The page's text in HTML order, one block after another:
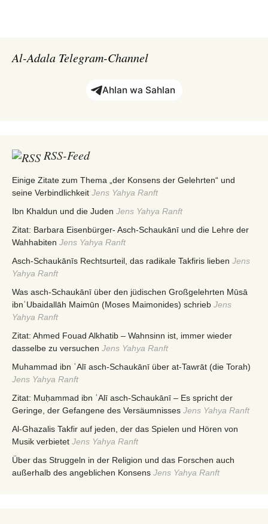
Al-Adala Telegram-Channel
Ahlan wa Sahlan
RSS-Feed
Einige Zitate zum Thema „der Konsens der Gelehrten“ und
seine Verbindlichkeit Jens Yahya Ranft
Ibn Khaldun und die Juden Jens Yahya Ranft
Zitat: Barbara Eisenbürger- Asch-Schaukānī und die Lehre der
Wahhabiten Jens Yahya Ranft
Asch-Schaukānīs Rechtsurteil, das radikale Takfiris lieben Jens
Yahya Ranft
Was asch-Schaukānī über den jüdischen Großgelehrten Mūsā
ibnʿUbaidallāh Maimūn (Moses Maimonides) schrieb Jens
Yahya Ranft
Zitat: Ahmed Fouad Alkhatib – Wahnsinn ist, immer wieder
dasselbe zu versuchen Jens Yahya Ranft
Muhammad ibn ʿAlī asch-Schaukānī über at-Tawrāt (die Torah)
Jens Yahya Ranft
Zitat: Muḥammad ibn ʿAlī asch-Schaukānī – Es spricht der
Geringe, der Gefangene des Versäumnisses Jens Yahya Ranft
Al-Ghazalis Takfir auf jeden, der das Spielen und Hören von
Musik verbietet Jens Yahya Ranft
Über das Struggeln in der Religion und das Forschen auch
außerhalb des angeblichen Konsens Jens Yahya Ranft